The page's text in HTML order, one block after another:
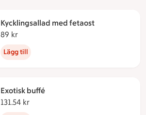
Kycklingsallad med fetaost
89 kr
Lägg till
Exotisk buffé
131.54 kr